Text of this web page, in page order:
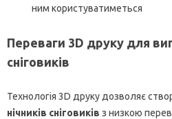
ним користуватиметься
Переваги 3D друку для
сніговиків
Технологія 3D друку дозволяє
нічників сніговиків з низкою